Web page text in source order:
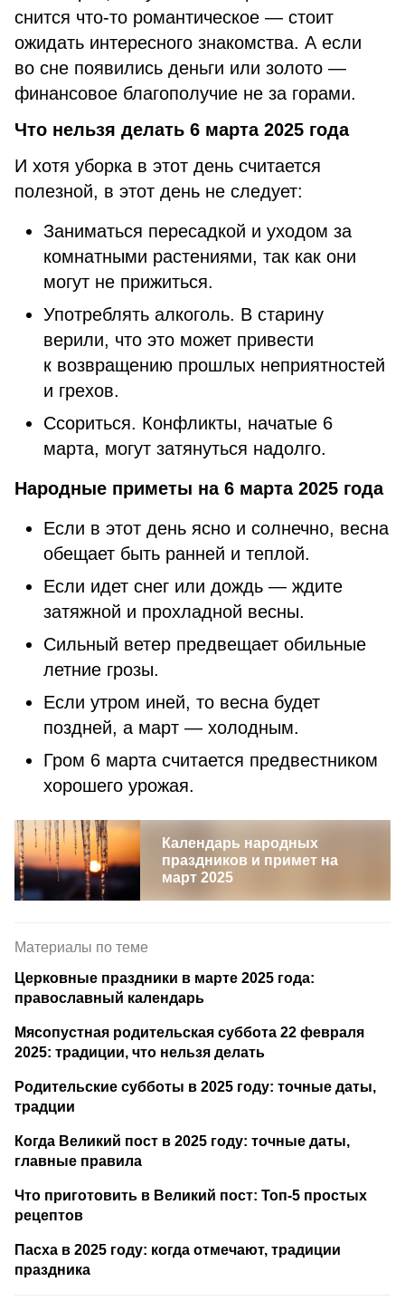
снится что-то романтическое — стоит
ожидать интересного знакомства. А если
во сне появились деньги или золото —
финансовое благополучие не за горами.
Что нельзя делать 6 марта 2025 года
И хотя уборка в этот день считается
полезной, в этот день не следует:
Заниматься пересадкой и уходом за
комнатными растениями, так как они
могут не прижиться.
Употреблять алкоголь. В старину
верили, что это может привести
к возвращению прошлых неприятностей
и грехов.
Ссориться. Конфликты, начатые 6
марта, могут затянуться надолго.
Народные приметы на 6 марта 2025 года
Если в этот день ясно и солнечно, весна
обещает быть ранней и теплой.
Если идет снег или дождь — ждите
затяжной и прохладной весны.
Сильный ветер предвещает обильные
летние грозы.
Если утром иней, то весна будет
поздней, а март — холодным.
Гром 6 марта считается предвестником
хорошего урожая.
Календарь народных
праздников и примет на
март 2025
Материалы по теме
Церковные праздники в марте 2025 года:
православный календарь
Мясопустная родительская суббота 22 февраля
2025: традиции, что нельзя делать
Родительские субботы в 2025 году: точные даты,
традции
Когда Великий пост в 2025 году: точные даты,
главные правила
Что приготовить в Великий пост: Топ-5 простых
рецептов
Пасха в 2025 году: когда отмечают, традиции
праздника